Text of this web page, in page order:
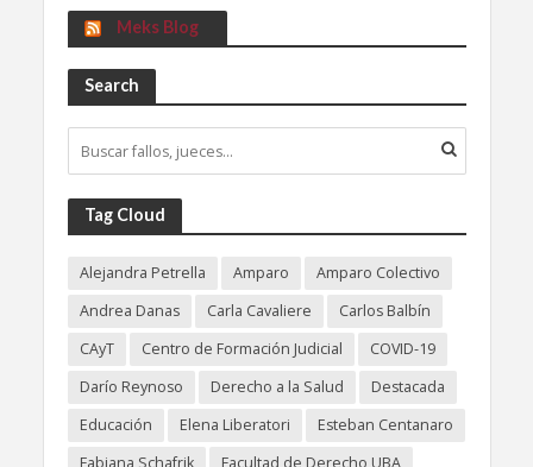
Meks Blog
Search
Tag Cloud
Alejandra Petrella Amparo
Amparo Colectivo
Andrea Danas
Carla Cavaliere
Carlos Balbín
CAyT
Centro de Formación Judicial
COVID-19
Darío Reynoso
Derecho a la Salud
Destacada
Educación
Elena Liberatori
Esteban Centanaro
Fabiana Schafrik
Facultad de Derecho UBA